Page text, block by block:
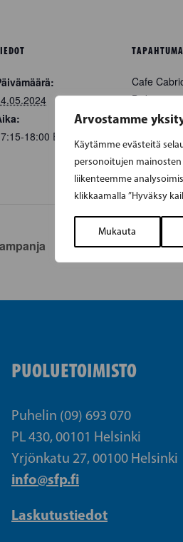
Arvostamme
Käytämme evästeitä
personoitujen mainosten
liikenteemme
klikkaamalla ”Hyväksy
Mukauta
18:00 EEST
Cafe
Borgå, +
PUOLUETOIMISTO
Puhelin (09) 693 070
PL 430, 00101 Helsinki
Yrjönkatu 27, 00100 Helsinki
info@sfp.fi
Laskutustiedot